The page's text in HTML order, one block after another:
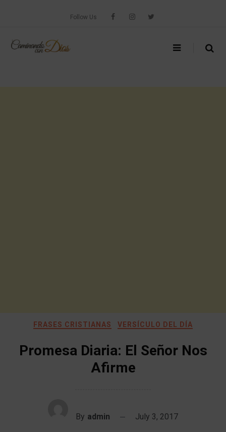
Follow Us
FRASES CRISTIANAS VERSÍCULO DEL DÍA
Promesa Diaria: El Señor Nos
Afirme
By admin July 3, 2017